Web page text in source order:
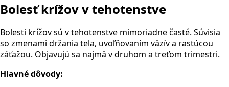
Bolesť krížov v tehotenstve
Bolesti krížov sú v tehotenstve mimoriadne časté. Súvisia
so zmenami držania tela, uvoľňovaním väzív a rastúcou
záťažou. Objavujú sa najmä v druhom a treťom trimestri.
Hlavné dôvody: